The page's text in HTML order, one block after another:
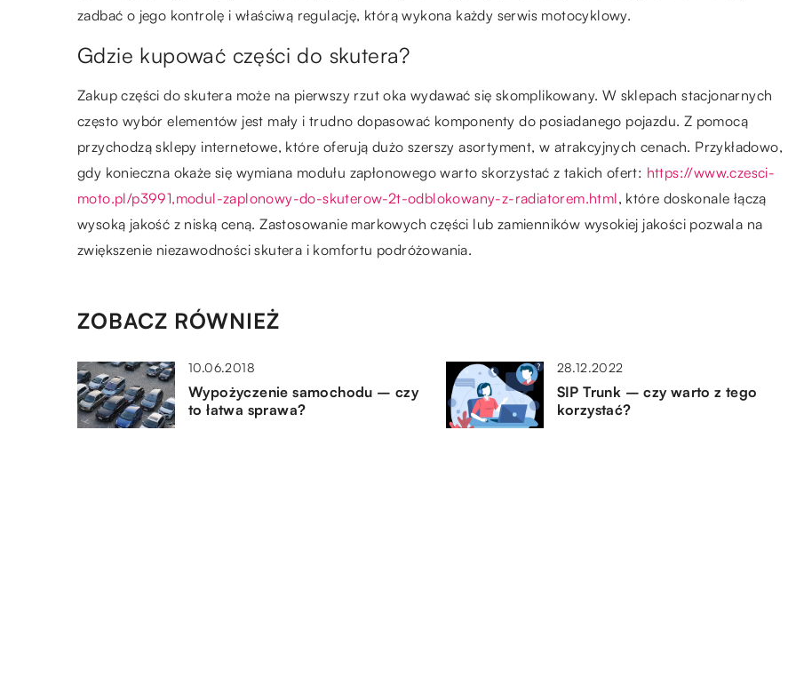
zadbać o jego kontrolę i właściwą regulację, którą wykona każdy serwis motocyklowy.
Gdzie kupować części do skutera?
Zakup części do skutera może na pierwszy rzut oka wydawać się skomplikowany. W sklepach stacjonarnych
często wybór elementów jest mały i trudno dopasować komponenty do posiadanego pojazdu. Z pomocą
przychodzą sklepy internetowe, które oferują dużo szerszy asortyment, w atrakcyjnych cenach. Przykładowo,
gdy konieczna okaże się wymiana modułu zapłonowego warto skorzystać z takich ofert: https://www.czesci-
moto.pl/p3991,modul-zaplonowy-do-skuterow-2t-odblokowany-z-radiatorem.html, które doskonale łączą
wysoką jakość z niską ceną. Zastosowanie markowych części lub zamienników wysokiej jakości pozwala na
zwiększenie niezawodności skutera i komfortu podróżowania.
ZOBACZ RÓWNIEŻ
10.06.2018
Wypożyczenie samochodu – czy
to łatwa sprawa?
28.12.2022
SIP Trunk – czy warto z tego
korzystać?